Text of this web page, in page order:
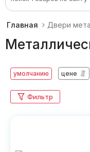
Главная Двери
умолчанию цене
Фильтр